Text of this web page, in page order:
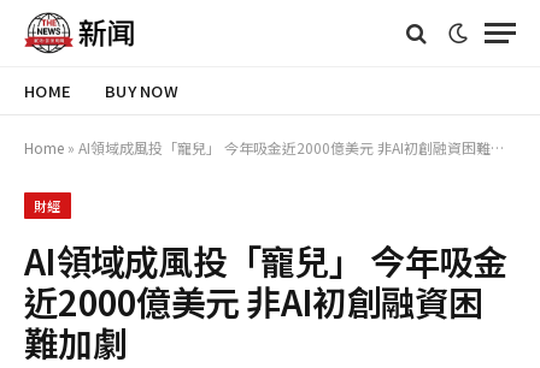
HOME BUY NOW
Home » AI領域成風投「寵兒」 今年吸金近2000億美元 非AI初創融資困難加劇
財經
AI領域成風投「寵兒」 今年吸金
近2000億美元 非AI初創融資困
難加劇